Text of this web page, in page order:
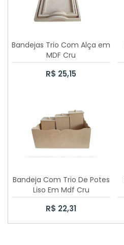
CAIXA SAPATO 10X10X5CM
CAIXA SAPATO 5X5X5CM
PORTA PANETONE CASINHA 500GR
CAIXA SAPATO 20X30X12CM
CAIXA SAPATO 30X30X10
CAIXA SAPATO PASSA FITA
Bandejas Trio Com Alça em
MDF Cru
R$ 25,15
Bandeja Com Trio De Potes
Liso Em Mdf Cru
R$ 22,31